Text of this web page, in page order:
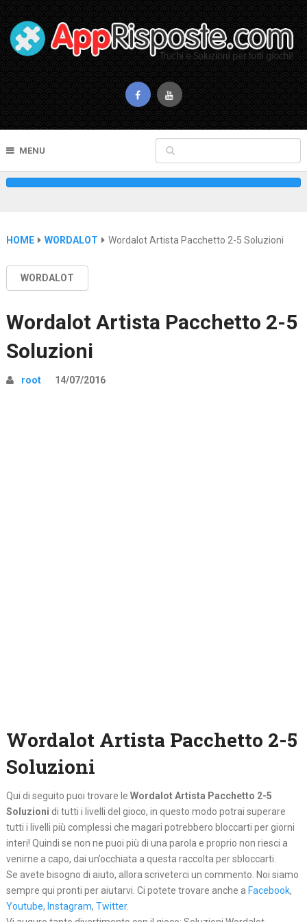
MENU
HOME WORDALOT Wordalot Artista Pacchetto 2-5 Soluzioni
WORDALOT
Wordalot Artista Pacchetto 2-5
Soluzioni
root 14/07/2016
Wordalot Artista Pacchetto 2-5
Soluzioni
Qui di seguito puoi trovare le Wordalot Artista Pacchetto 2-5
Soluzioni di tutti i livelli del gioco, in questo modo potrai superare
tutti i livelli più complessi che magari potrebbero bloccarti per giorni
interi! Quindi se non ne puoi più di una parola e proprio non riesci a
venirne a capo, dai un’occhiata a questa raccolta per sbloccarti.
Se avete bisogno di aiuto, allora scriveterci un commento. Noi siamo
sempre qui pronti per aiutarvi. Ci potete trovare anche a Facebook,
Youtube, Instagram, Twitter.